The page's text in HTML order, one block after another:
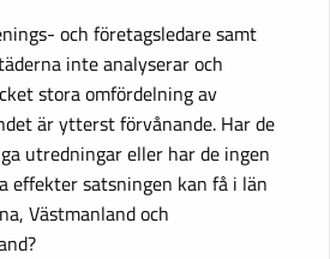
och företagsledare samt
inte analyserar och
stora omfördelning av
är ytterst förvånande. Har de
utredningar eller har de ingen
effekter satsningen kan få i län
Västmanland och